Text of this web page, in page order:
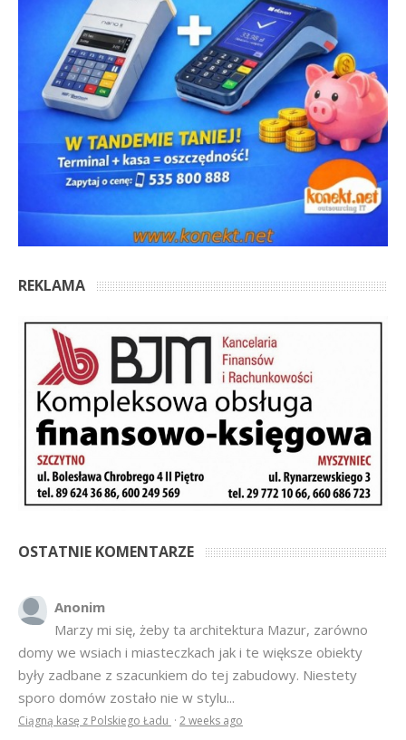
REKLAMA
OSTATNIE KOMENTARZE
Anonim
Marzy mi się, żeby ta architektura Mazur, zarówno
domy we wsiach i miasteczkach jak i te większe obiekty
były zadbane z szacunkiem do tej zabudowy. Niestety
sporo domów zostało nie w stylu...
Ciągną kasę z Polskiego Ładu · 2 weeks ago